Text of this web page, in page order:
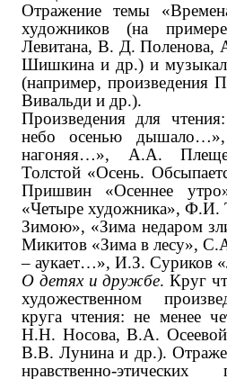
Отражение темы
художников (на
Левитана, В. Д.
Шишкина ‌и др.‌) и
(например, произведения
Вивальди ‌и др.‌).
Произведения для
небо осенью
нагоняя…», А.А.
Толстой «Осень.
Пришвин «Осеннее
«Четыре художника», Ф.И.
Зимою», «Зима недаром
Микитов «Зима в лесу»,
– аукает…», И.З. Суриков
О детях и дружбе. Круг
художественном
круга чтения: не менее
Н.Н. Носова, В.А.
В.В. Лунина ‌и др.‌).
нравственно-